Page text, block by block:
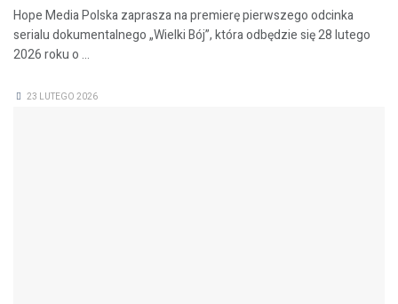
Hope Media Polska zaprasza na premierę pierwszego odcinka
serialu dokumentalnego „Wielki Bój”, która odbędzie się 28 lutego
2026 roku o ...
23 LUTEGO 2026